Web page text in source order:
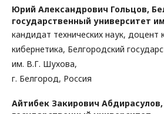
Юрий Александрович Гольцов,
государственный университет
кандидат технических наук, доцент
кибернетика, Белгородский
им. В.Г. Шухова,
г. Белгород, Россия
Айтибек Закирович Абдирасулов,